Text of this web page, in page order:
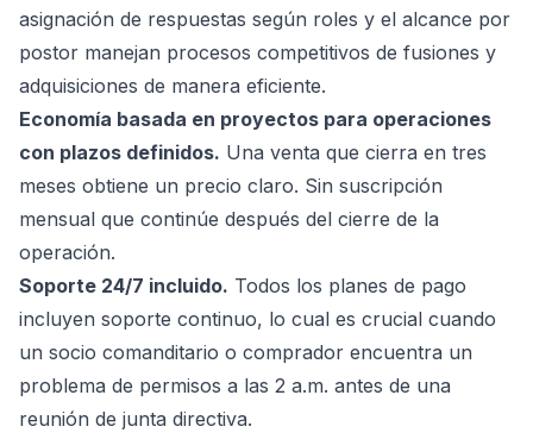
asignación de respuestas según roles y el alcance por
postor manejan procesos competitivos de fusiones y
adquisiciones de manera eficiente.
Economía basada en proyectos para operaciones
con plazos definidos. Una venta que cierra en tres
meses obtiene un precio claro. Sin suscripción
mensual que continúe después del cierre de la
operación.
Soporte 24/7 incluido. Todos los planes de pago
incluyen soporte continuo, lo cual es crucial cuando
un socio comanditario o comprador encuentra un
problema de permisos a las 2 a.m. antes de una
reunión de junta directiva.